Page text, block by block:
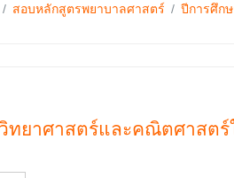
สอบหลักสูตรพยาบาลศาสตร์ ปีการศึก
ทยาศาสตร์และคณิตศาสตร์